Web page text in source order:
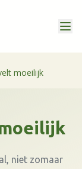
moeilijk
niet zomaar